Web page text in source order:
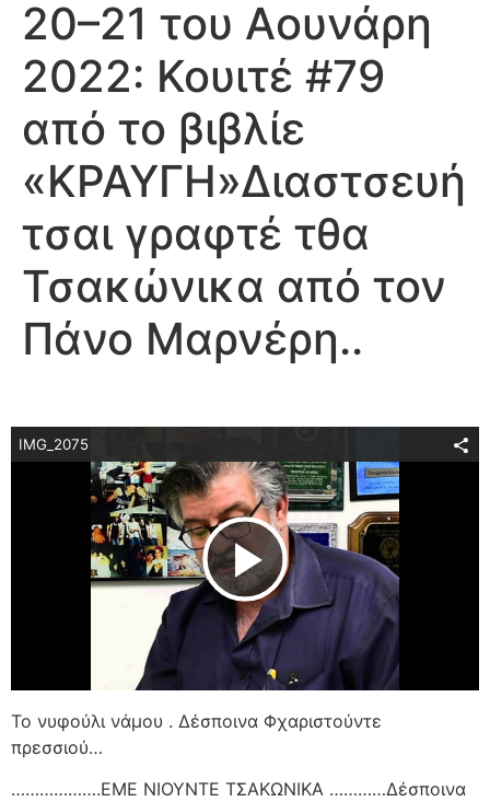
20–21 του Αουνάρη
2022: Κουιτέ #79
από το βιβλίε
«ΚΡΑΥΓΗ»Διαστσευή
τσαι γραφτέ τθα
Τσακώνικα από τον
Πάνο Μαρνέρη..
IMG_2075
Play Video
Το νυφούλι νάμου . Δέσποινα Φχαριστούντε
πρεσσιού…
……………….ΕΜΕ ΝΙΟΥΝΤΕ ΤΣΑΚΩΝΙΚΑ …………Δέσποινα